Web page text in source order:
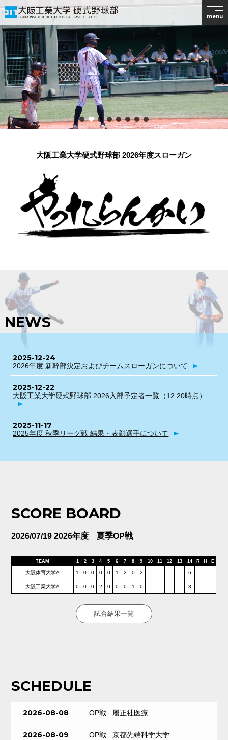
menu
大阪工業大学硬式野球部 2026年度スローガン
NEWS
2025-12-24
2026年度 新幹部決定およびチームスローガンについて
2025-12-22
大阪工業大学硬式野球部 2026入部予定者一覧（12.20時点）
2025-11-17
2025年度 秋季リーグ戦 結果・表彰選手について
SCORE BOARD
2026/07/19 2026年度 夏季OP戦
TEAM 1 2 3 4 5 6 7 8 9 10 11 12 13 14 R H E
大阪体育大学A 1 0 0 0 0 1 2 0 2 - - - - 6
大阪工業大学A 0 0 0 2 0 0 0 1 0 - - - - 3
試合結果一覧
SCHEDULE
2026-08-08 OP戦 : 履正社医療
2026-08-09 OP戦 : 京都先端科学大学